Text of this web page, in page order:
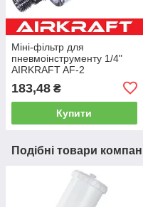
Міні-фільтр для
пневмоінструменту 1/4"
AIRKRAFT AF-2
183,48 ₴
Купити
Подібні товари